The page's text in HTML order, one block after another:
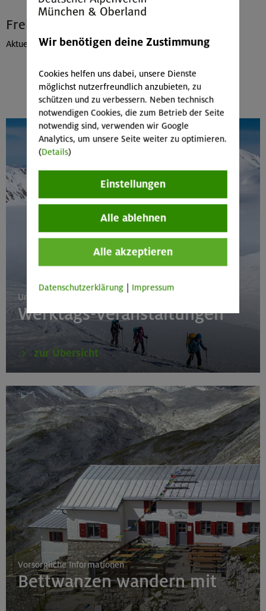
Freie Plätze – last minute
Aktuelle Veranstaltungen findest du imAlpinprogramm
Mehr anzeigen
Unter der Woche in die Berge
Werktags-Veranstaltungen
zur Übersicht
Vorsorgliche Informationen
Bettwanzen wandern mit
Wir benötigen deine Zustimmung
Cookies helfen uns dabei, unsere Dienste
möglichst nutzerfreundlich anzubieten, zu
schützen und zu verbessern. Neben technisch
notwendigen Cookies, die zum Betrieb der Seite
notwendig sind, verwenden wir Google
Analytics, um unsere Seite weiter zu optimieren.
(Details)
Einstellungen
Alle ablehnen
Alle akzeptieren
Datenschutzerklärung Impressum